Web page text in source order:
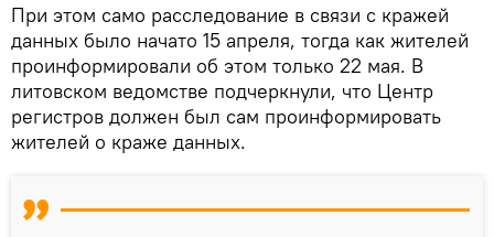
При этом само расследование в связи с кражей
данных было начато 15 апреля, тогда как жителей
проинформировали об этом только 22 мая. В
литовском ведомстве подчеркнули, что Центр
регистров должен был сам проинформировать
жителей о краже данных.